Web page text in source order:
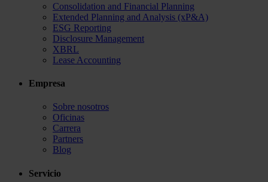
Consolidation and Financial Planning
Extended Planning and Analysis (xP&A)
ESG Reporting
Disclosure Management
XBRL
Lease Accounting
Empresa
Sobre nosotros
Oficinas
Carrera
Partners
Blog
Servicio